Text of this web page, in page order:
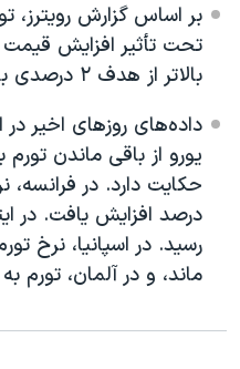
نرگس محمدی برنده جایزه
همایش محافظه‌کاران آمریکا
صفحه‌های ویژه
سفر پرزیدنت ترامپ به چین
بر اساس گزارش رویترز،
بالاتر از هدف ۲ درصدی بانک مرکزی اروپا.
داده‌های روزهای اخیر
یورو از باقی ماندن
ماند، و در آلمان، تورم به ۲.۶ درصد کاهش